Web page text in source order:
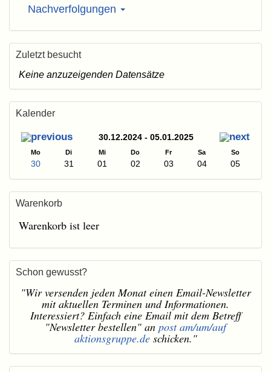
Nachverfolgungen
Zuletzt besucht
Keine anzuzeigenden Datensätze
Kalender
30.12.2024 - 05.01.2025
Mo Di Mi Do Fr Sa So
30 31 01 02 03 04 05
Warenkorb
Warenkorb ist leer
Schon gewusst?
"Wir versenden jeden Monat einen Email-Newsletter
mit aktuellen Terminen und Informationen.
Interessiert? Einfach eine Email mit dem Betreff
"Newsletter bestellen" an post am/um/auf
aktionsgruppe.deschicken."